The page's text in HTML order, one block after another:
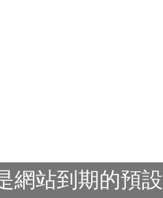
網站到期的預